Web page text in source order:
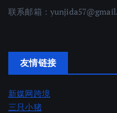
联系邮箱：
友情链接
新媒网跨境
三只小猪